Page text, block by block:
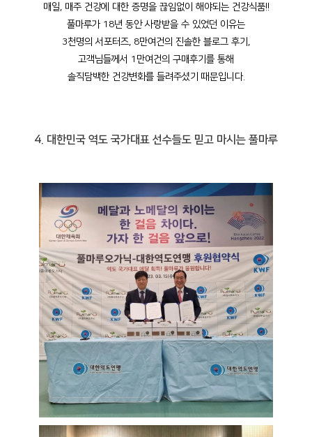
매일, 매주 건강에 대한 증명을 끊임없이 해야되는 건강식품!!
풀마루가 18년 동안 사랑받을 수 있었던 이유는
3천명의 서포터즈, 8만여건의 진솔한 블로그 후기,
고객님들께서 1만여건의 구매후기를 통해
솔직담백한 건강변화를 들려주셨기 때문입니다.
4. 대한민국 역도 국가대표 선수들도 믿고 마시는 풀마루